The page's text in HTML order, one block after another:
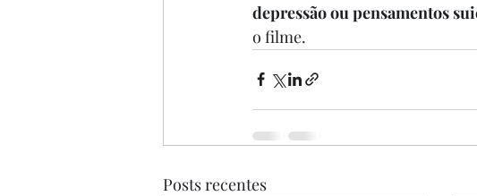
depressão ou pensamentos
o filme.
Posts recentes